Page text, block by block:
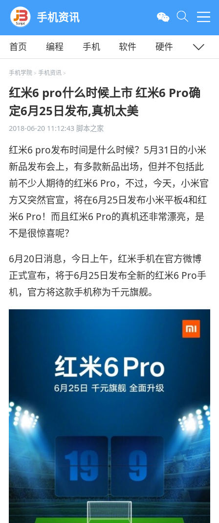
手机资讯
首页 编程 手机 软件
硬件
教程
平面
手机学院> 手机资讯>
红米6 pro什么时候上市 红米6 Pro确
定6月25日发布,真机太美
2018-06-20 11:12:43脚本之家
红米6 pro发布时间是什么时候？5月31日的小米
新品发布会上，有多款新品出场，但并不包括此
前不少人期待的红米6 Pro，不过，今天，小米官
方又突然官宣，将在6月25日发布小米平板4和红
米6 Pro！而且红米6 Pro的真机还非常漂亮，是
不是很惊喜呢？
6月20日消息，今日上午，红米手机在官方微博
正式宣布，将于6月25日发布全新的红米6 Pro手
机，官方将这款手机称为千元旗舰。